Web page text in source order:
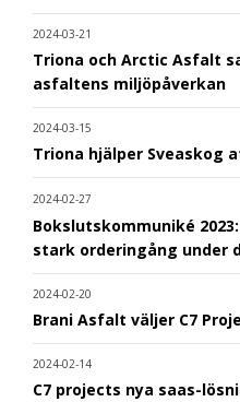
2024-03-21
Triona och Arctic Asfalt
asfaltens miljöpåverkan
2024-03-15
Triona hjälper
2024-02-27
Bokslutskommuniké
stark orderingång under
2024-02-20
Brani Asfalt väljer C7
2024-02-14
C7 projects nya saas-